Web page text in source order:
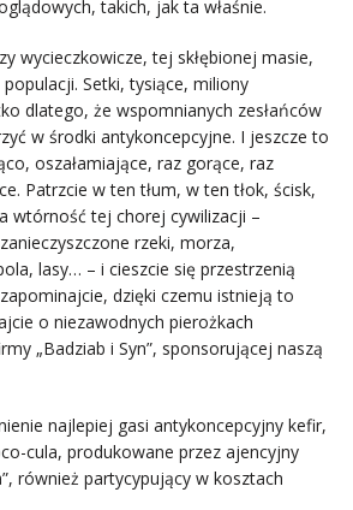
takich, jak ta właśnie.
wycieczkowicze, tej skłębionej masie,
Setki, tysiące, miliony
dlatego, że wspomnianych zesłańców
w środki antykoncepcyjne. I jeszcze to
oszałamiające, raz gorące, raz
Patrzcie w ten tłum, w ten tłok, ścisk,
wtórność tej chorej cywilizacji –
rzeki, morza,
lasy… – i cieszcie się przestrzenią
dzięki czemu istnieją to
o niezawodnych pierożkach
„Badziab i Syn”, sponsorującej naszą
najlepiej gasi antykoncepcyjny kefir,
cula, produkowane przez ajencyjny
również partycypujący w kosztach